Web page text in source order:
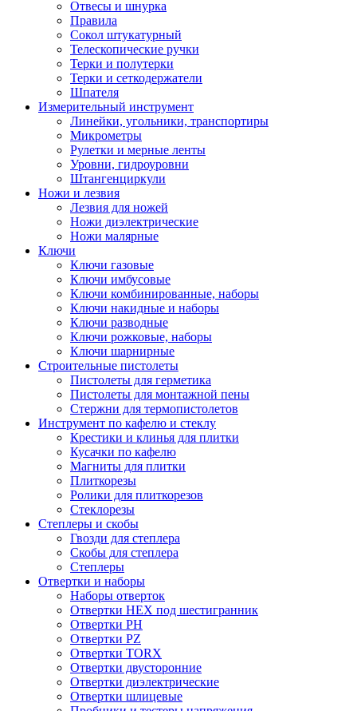
Отвесы и шнурка
Правила
Сокол штукатурный
Телескопические ручки
Терки и полутерки
Терки и сеткодержатели
Шпателя
Измерительный инструмент
Линейки, угольники, транспортиры
Микрометры
Рулетки и мерные ленты
Уровни, гидроуровни
Штангенциркули
Ножи и лезвия
Лезвия для ножей
Ножи диэлектрические
Ножи малярные
Ключи
Ключи газовые
Ключи имбусовые
Ключи комбинированные, наборы
Ключи накидные и наборы
Ключи разводные
Ключи рожковые, наборы
Ключи шарнирные
Строительные пистолеты
Пистолеты для герметика
Пистолеты для монтажной пены
Стержни для термопистолетов
Инструмент по кафелю и стеклу
Крестики и клинья для плитки
Кусачки по кафелю
Магниты для плитки
Плиткорезы
Ролики для плиткорезов
Стеклорезы
Степлеры и скобы
Гвозди для степлера
Скобы для степлера
Степлеры
Отвертки и наборы
Наборы отверток
Отвертки HEX под шестигранник
Отвертки PH
Отвертки PZ
Отвертки TORX
Отвертки двусторонние
Отвертки диэлектрические
Отвертки шлицевые